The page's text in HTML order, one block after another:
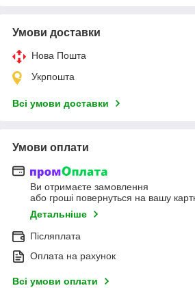
Умови доставки
Нова Пошта
Укрпошта
Всі умови доставки
Умови оплати
Ви отримаєте замовлення
або гроші повернуться на вашу
Детальніше
Післяплата
Оплата на рахунок
Всі умови оплати